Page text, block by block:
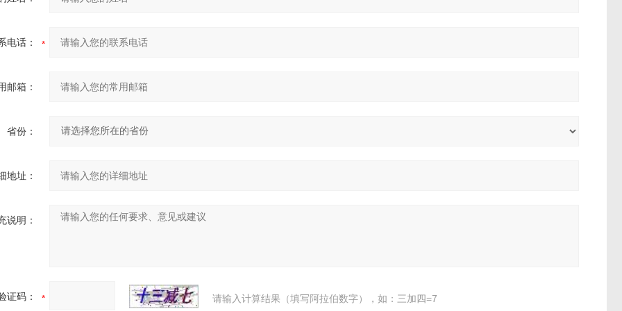
电话：
邮箱：
省份：
地址：
说明：
证码： 请输入计算结果（填写阿拉伯数字），如：三加四=7